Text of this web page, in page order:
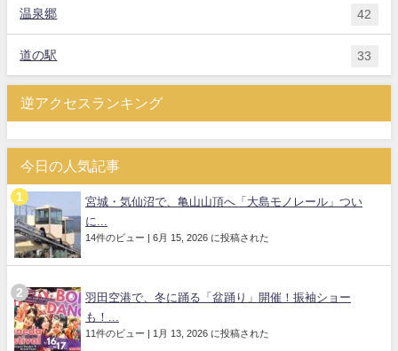
温泉郷 42
道の駅 33
逆アクセスランキング
今日の人気記事
宮城・気仙沼で、亀山山頂へ「大島モノレール」つい
に...
14件のビュー 6月 15, 2026 に投稿された
羽田空港で、冬に踊る「盆踊り」開催！振袖ショー
も！...
11件のビュー 1月 13, 2026 に投稿された